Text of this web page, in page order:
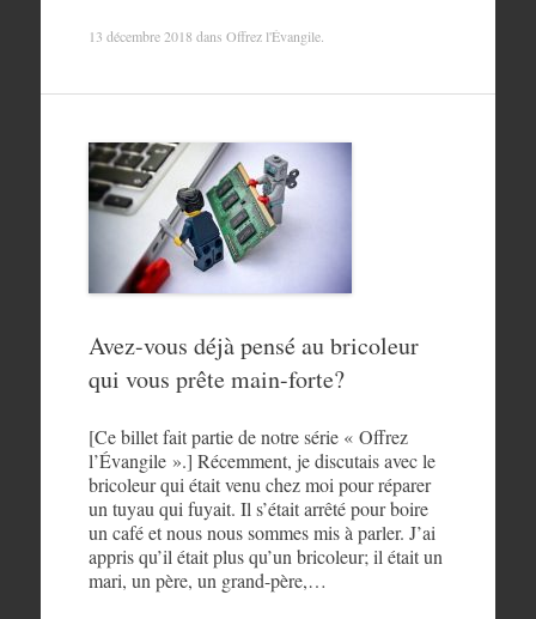
13 décembre 2018 dans Offrez l'Évangile.
Avez-vous déjà pensé au bricoleur
qui vous prête main-forte?
[Ce billet fait partie de notre série « Offrez
l’Évangile ».] Récemment, je discutais avec le
bricoleur qui était venu chez moi pour réparer
un tuyau qui fuyait. Il s’était arrêté pour boire
un café et nous nous sommes mis à parler. J’ai
appris qu’il était plus qu’un bricoleur; il était un
mari, un père, un grand-père,…